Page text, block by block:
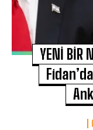
YENİ BİR